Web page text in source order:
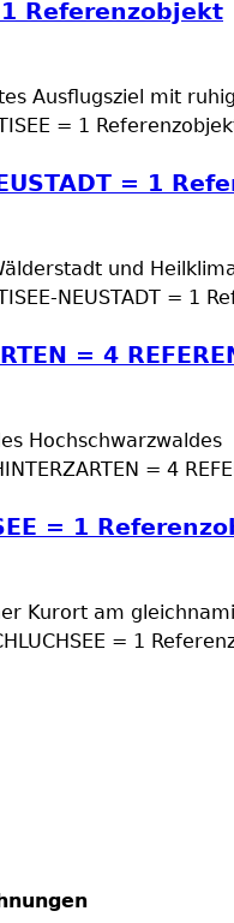
1 Referenzobjekt
Ausflugsziel mit
= 1
= 1
und
NEUSTADT = 1
= 4
Hochschwarzwaldes
= 4
= 1
Kurort am
= 1